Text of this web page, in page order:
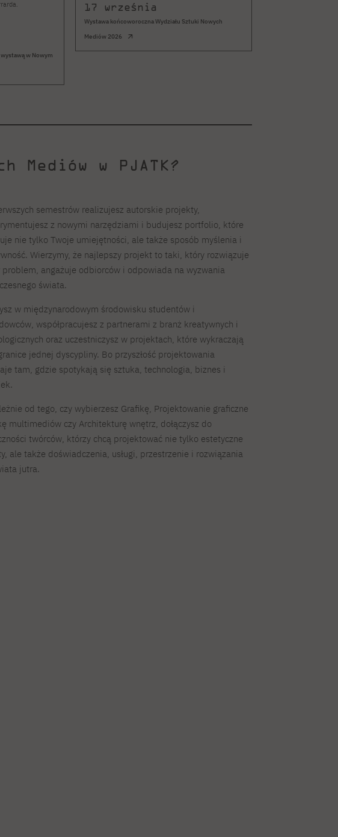
w Nowym
17 września
Wystawa końcoworoczna Wydziału Sztuki Nowych
Mediów 2026
Mediów w PJATK?
semestrów realizujesz autorskie projekty,
z nowymi narzędziami i budujesz portfolio, które
nie tylko Twoje umiejętności, ale także sposób myślenia i
Wierzymy, że najlepszy projekt to taki, który rozwiązuje
problem, angażuje odbiorców i odpowiada na wyzwania
świata.
w międzynarodowym środowisku studentów i
współpracujesz z partnerami z branż kreatywnych i
oraz uczestniczysz w projektach, które wykraczają
jednej dyscypliny. Bo przyszłość projektowania
tam, gdzie spotykają się sztuka, technologia, biznes i
od tego, czy wybierzesz Grafikę, Projektowanie graficzne
multimediów czy Architekturę wnętrz, dołączysz do
twórców, którzy chcą projektować nie tylko estetyczne
ale także doświadczenia, usługi, przestrzenie i rozwiązania
jutra.